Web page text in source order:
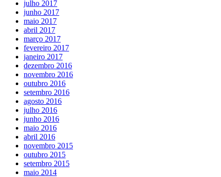
julho 2017
junho 2017
maio 2017
abril 2017
março 2017
fevereiro 2017
janeiro 2017
dezembro 2016
novembro 2016
outubro 2016
setembro 2016
agosto 2016
julho 2016
junho 2016
maio 2016
abril 2016
novembro 2015
outubro 2015
setembro 2015
maio 2014